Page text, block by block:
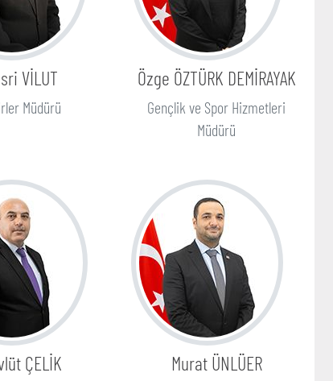
VİLUT
Müdürü
Özge ÖZTÜRK DEMİRAYAK
Gençlik ve Spor Hizmetleri
Müdürü
ÇELİK Murat ÜNLÜER